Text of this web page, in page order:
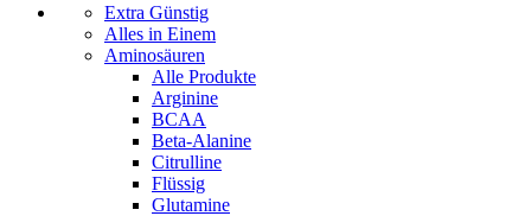
Extra Günstig
Alles in Einem
Aminosäuren
Alle Produkte
Arginine
BCAA
Beta-Alanine
Citrulline
Flüssig
Glutamine